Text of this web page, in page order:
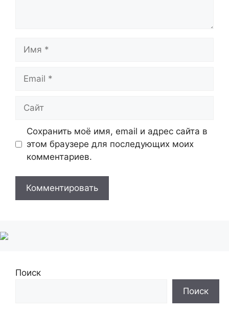
Сохранить моё имя, email и адрес сайта в
этом браузере для последующих моих
комментариев.
Поиск
Поиск